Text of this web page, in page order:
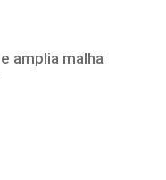
amplia malha